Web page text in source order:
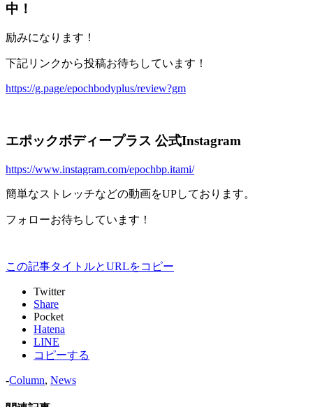
中！
励みになります！
下記リンクから投稿お待ちしています！
https://g.page/epochbodyplus/review?gm
エポックボディープラス 公式Instagram
https://www.instagram.com/epochbp.itami/
簡単なストレッチなどの動画をUPしております。
フォローお待ちしています！
この記事タイトルとURLをコピー
Twitter
Share
Pocket
Hatena
LINE
コピーする
-Column, News